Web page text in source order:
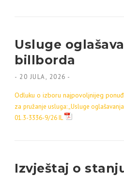
Usluge
billborda
- 20 JULA, 2026 -
Odluku o izboru najpovoljnijeg
za pružanje usluga: „Usluge
01.3-3336-9/26 IL
Izvještaj o